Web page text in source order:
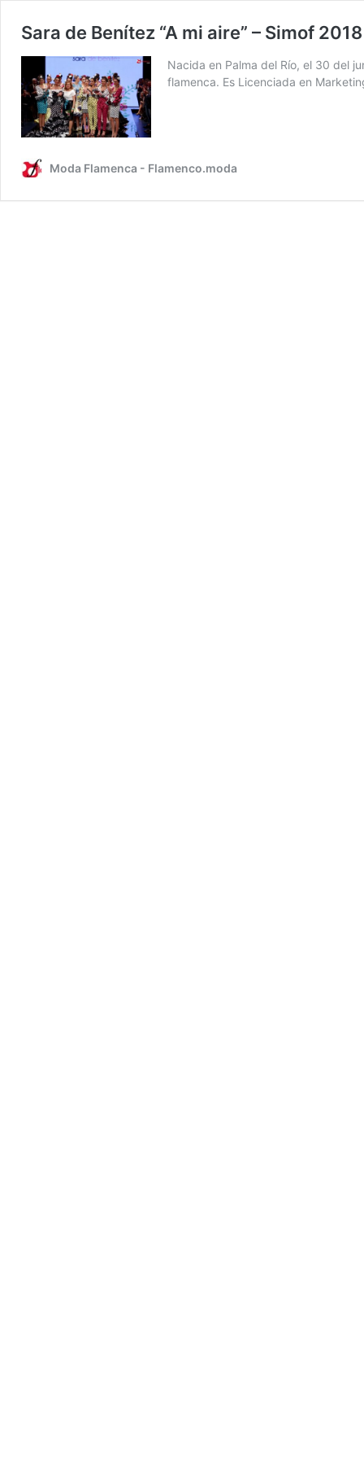
Sara de Benítez “A mi aire” – Simof 2018
Nacida en Palma del Río, el 30 del
flamenca. Es Licenciada en
Moda Flamenca - Flamenco.moda